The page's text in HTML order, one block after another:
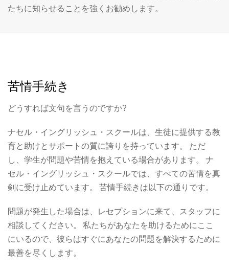
たちに知らせることを強くお勧めします。
苦情手続き
どうすれば文句を言うのですか?
ナセル・イングリッシュ・スクールは、生徒に提供する教
育と助けとサポートの質に誇りを持っています。 ただ
し、学生が問題や苦情を抱えている場合があります。 ナ
セル・イングリッシュ・スクールでは、すべての苦情を真
剣に受け止めています。 苦情手続きは以下の通りです。
問題が発生した場合は、レセプションに来て、スタッフに
相談してください。 私たちがあなたを助けるためにここ
にいるので、彼らはすぐにあなたの問題を解決するために
最善を尽くします。